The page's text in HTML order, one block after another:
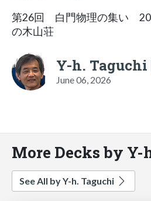
第26回 白門物理の集い
の木山荘
Y-h. Taguchi
June 06, 2026
More Decks by Y-
See All by Y-h. Taguchi